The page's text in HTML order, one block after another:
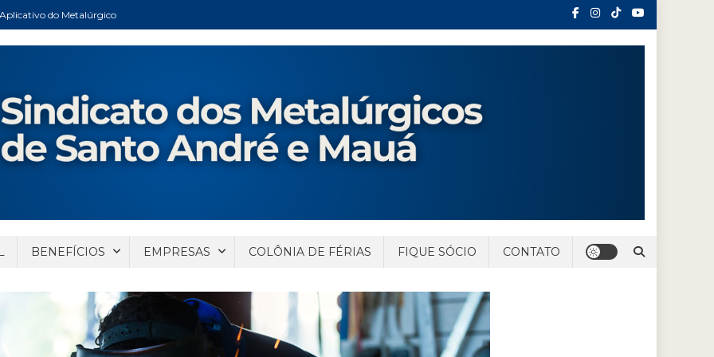
Aplicativo do Metalúrgico
e Mauá
André e Mauá
BENEFÍCIOS EMPRESAS COLÔNIA DE FÉRIAS FIQUE SÓCIO CONTATO